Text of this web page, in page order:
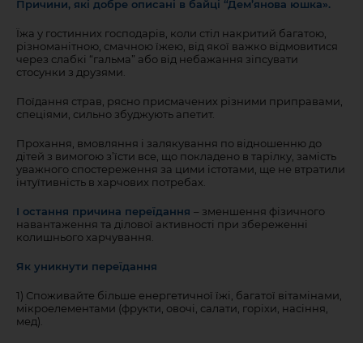
Причини, які добре описані в байці “Дем’янова юшка».
Їжа у гостинних господарів, коли стіл накритий багатою,
різноманітною, смачною їжею, від якої важко відмовитися
через слабкі “гальма” або від небажання зіпсувати
стосунки з друзями.
Поїдання страв, рясно присмачених різними приправами,
спеціями, сильно збуджують апетит.
Прохання, вмовляння і залякування по відношенню до
дітей з вимогою з’їсти все, що покладено в тарілку, замість
уважного спостереження за цими істотами, ще не втратили
інтуїтивність в харчових потребах.
І остання причина переїдання – зменшення фізичного
навантаження та ділової активності при збереженні
колишнього харчування.
Як уникнути переїдання
1) Споживайте більше енергетичної їжі, багатої вітамінами,
мікроелементами (фрукти, овочі, салати, горіхи, насіння,
мед).